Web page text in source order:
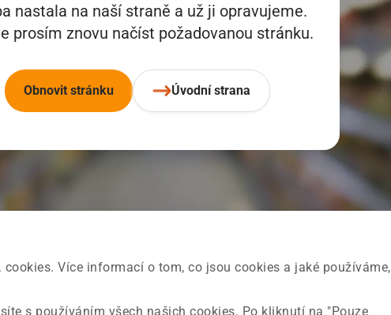
cookies. Více informací o tom, co jsou cookies a jaké používáme,
s používáním všech našich cookies. Po kliknutí na "Pouze
nastala na naší straně a už ji opravujeme.
prosím znovu načíst požadovanou stránku.
Obnovit stránku Úvodní strana